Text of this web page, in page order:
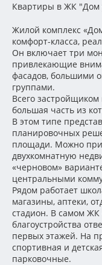
Квартиры в ЖК "Дом
Жилой комплекс
комфорт-класса,
Он включает три
привлекающие
фасадов, большими
группами.
Всего застройщиком
большая часть из
В этом типе
планировочных
площади. Можно
двухкомнатную
«черновом»
центральными
Рядом работает
магазины, аптеки,
стадион. В самом ЖК
благоустройства
первых этажей. На
спортивная и
парковочные.